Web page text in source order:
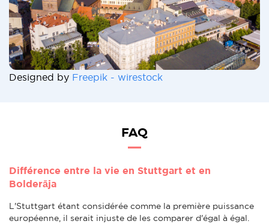
Designed by Freepik - wirestock
FAQ
Différence entre la vie en Stuttgart et en
Bolderāja
L'Stuttgart étant considérée comme la première puissance
européenne, il serait injuste de les comparer d'égal à égal.